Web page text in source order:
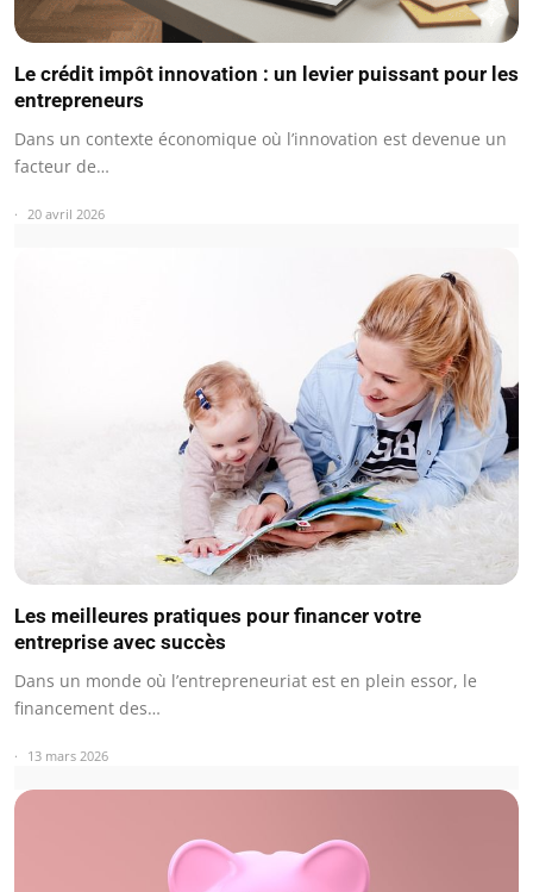
Le crédit impôt innovation : un levier puissant pour les
entrepreneurs
Dans un contexte économique où l’innovation est devenue un
facteur de…
20 avril 2026
Les meilleures pratiques pour financer votre
entreprise avec succès
Dans un monde où l’entrepreneuriat est en plein essor, le
financement des…
13 mars 2026